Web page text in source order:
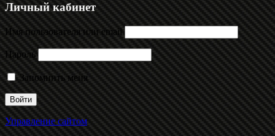
Личный кабинет
Имя пользователя или email
Пароль
Запомнить меня
Управление сайтом